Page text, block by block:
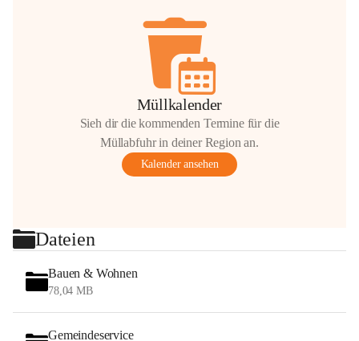
Müllkalender
Sieh dir die kommenden Termine für die
Müllabfuhr in deiner Region an.
Kalender ansehen
Dateien
Bauen & Wohnen
78,04 MB
Gemeindeservice